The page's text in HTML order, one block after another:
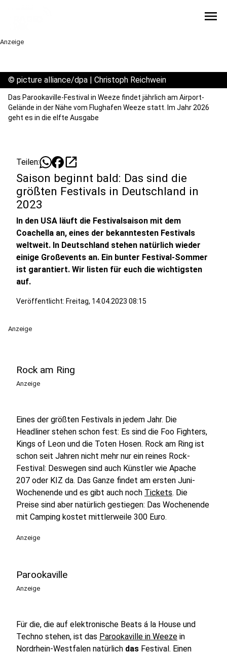
menu
Anzeige
© picture alliance/dpa | Christoph Reichwein
Das Parookaville-Festival in Weeze findet jährlich am Airport-
Gelände in der Nähe vom Flughafen Weeze statt. Im Jahr 2026
geht es in die elfte Ausgabe
Teilen: open_in_new
Saison beginnt bald: Das sind die
größten Festivals in Deutschland in
2023
In den USA läuft die Festivalsaison mit dem
Coachella an, eines der bekanntesten Festivals
weltweit. In Deutschland stehen natürlich wieder
einige Großevents an. Ein bunter Festival-Sommer
ist garantiert. Wir listen für euch die wichtigsten
auf.
Veröffentlicht: Freitag, 14.04.2023 08:15
Anzeige
Rock am Ring
Anzeige
Eines der größten Festivals in jedem Jahr. Die
Headliner stehen schon fest: Es sind die Foo Fighters,
Kings of Leon und die Toten Hosen. Rock am Ring ist
schon seit Jahren nicht mehr nur ein reines Rock-
Festival: Deswegen sind auch Künstler wie Apache
207 oder KIZ da. Das Ganze findet am ersten Juni-
Wochenende und es gibt auch noch Tickets. Die
Preise sind aber natürlich gestiegen: Das Wochenende
mit Camping kostet mittlerweile 300 Euro.
Anzeige
Parookaville
Anzeige
Für die, die auf elektronische Beats á la House und
Techno stehen, ist das Parookaville in Weeze in
Nordrhein-Westfalen natürlich das Festival. Einen